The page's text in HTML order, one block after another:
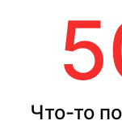
Что-то